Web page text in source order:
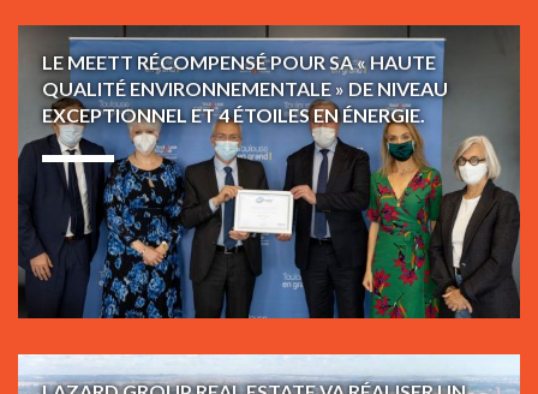
LE MEETT RÉCOMPENSÉ POUR SA « HAUTE
QUALITÉ ENVIRONNEMENTALE » DE NIVEAU
EXCEPTIONNEL ET 4 ÉTOILES EN ÉNERGIE.
18